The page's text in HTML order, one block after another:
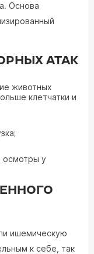
Основа
АТАК
животных
клетчатки и
осмотры у
ишемическую
к себе, так